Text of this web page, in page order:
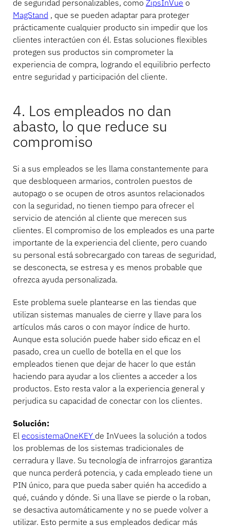
de seguridad personalizables, como ZipsInVue o
MagStand , que se pueden adaptar para proteger
prácticamente cualquier producto sin impedir que los
clientes interactúen con él. Estas soluciones flexibles
protegen sus productos sin comprometer la
experiencia de compra, logrando el equilibrio perfecto
entre seguridad y participación del cliente.
4. Los empleados no dan
abasto, lo que reduce su
compromiso
Si a sus empleados se les llama constantemente para
que desbloqueen armarios, controlen puestos de
autopago o se ocupen de otros asuntos relacionados
con la seguridad, no tienen tiempo para ofrecer el
servicio de atención al cliente que merecen sus
clientes. El compromiso de los empleados es una parte
importante de la experiencia del cliente, pero cuando
su personal está sobrecargado con tareas de seguridad,
se desconecta, se estresa y es menos probable que
ofrezca ayuda personalizada.
Este problema suele plantearse en las tiendas que
utilizan sistemas manuales de cierre y llave para los
artículos más caros o con mayor índice de hurto.
Aunque esta solución puede haber sido eficaz en el
pasado, crea un cuello de botella en el que los
empleados tienen que dejar de hacer lo que están
haciendo para ayudar a los clientes a acceder a los
productos. Esto resta valor a la experiencia general y
perjudica su capacidad de conectar con los clientes.
Solución:
El ecosistemaOneKEY de InVuees la solución a todos
los problemas de los sistemas tradicionales de
cerradura y llave. Su tecnología de infrarrojos garantiza
que nunca perderá potencia, y cada empleado tiene un
PIN único, para que pueda saber quién ha accedido a
qué, cuándo y dónde. Si una llave se pierde o la roban,
se desactiva automáticamente y no se puede volver a
utilizar. Esto permite a sus empleados dedicar más